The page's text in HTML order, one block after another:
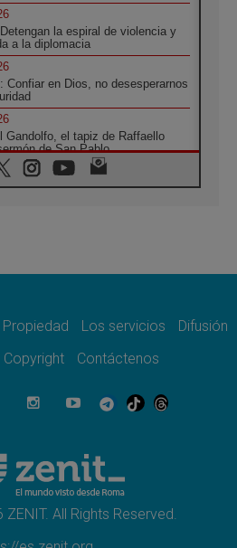
la espiral de violencia y
a la diplomacia
Confiar en Dios, no desesperarnos
Gandolfo, el tapiz de Raffaello
de San Pablo
«la paz no se compra con una
de Genazzano
Vicariato Apostólico de Calapán
en diócesis
Los desplazados invisibles de una
Propiedad Los servicios
Difusión
Copyright Contáctenos
All Rights Reserved.